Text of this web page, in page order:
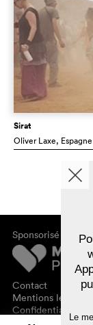
Sirat
Oliver Laxe, Espagne
Sponsorisé par
Contact
Mentions légales
Confidentialité
Le